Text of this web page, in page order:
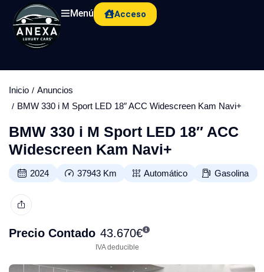
Menú Acceso
Inicio
Anuncios
BMW 330 i M Sport LED 18″ ACC Widescreen Kam Navi+
BMW 330 i M Sport LED 18″ ACC
Widescreen Kam Navi+
2024 37943 Km Automático Gasolina
Precio Contado 43.670€
IVA deducible